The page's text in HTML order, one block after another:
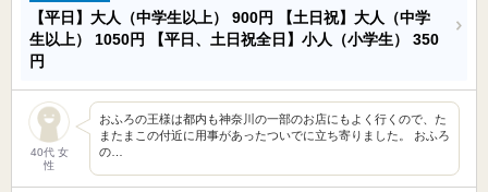
【平日】大人（中学生以上） 900円
【土日祝】大人（中学
生以上） 1050円 【平日、土日祝全日】小人（小学生） 350
円
40代 女
性
おふろの王様は都内も神奈川の一部のお店にもよく行くので、た
またまこの付近に用事があったついでに立ち寄りました。 おふろ
の…